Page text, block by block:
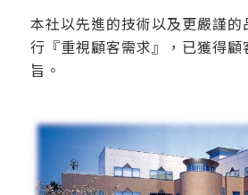
本社以先進的技術以及更嚴謹
行『重視顧客需求』，已獲得顧
旨。